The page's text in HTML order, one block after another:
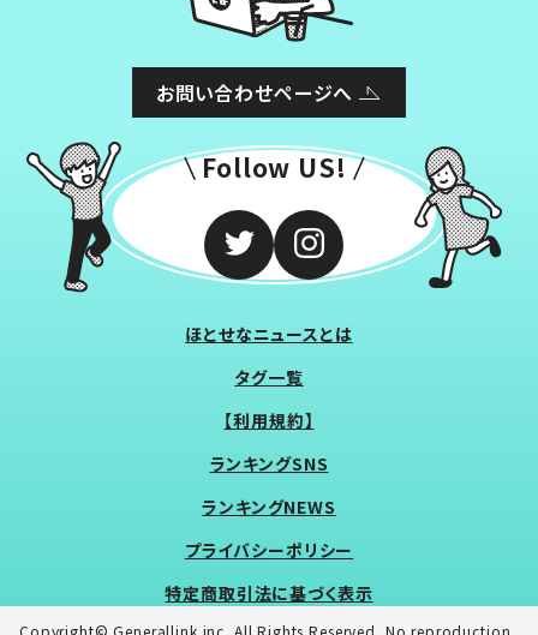
お問い合わせページへ
Follow US!
ほとせなニュースとは
タグ一覧
【利用規約】
ランキングSNS
ランキングNEWS
プライバシーポリシー
特定商取引法に基づく表示
Copyright© Generallink inc. All Rights Reserved. No reproduction